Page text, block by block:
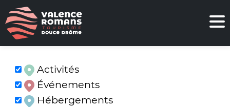
Activités
Événements
Hébergements